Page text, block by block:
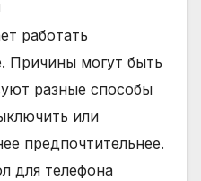
работать
Причины могут быть
разные способы
или
предпочтительнее.
для телефона